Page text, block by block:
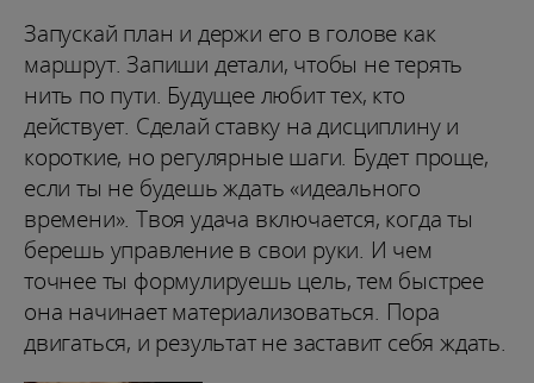
Запускай план и держи его в голове как
маршрут. Запиши детали, чтобы не терять
нить по пути. Будущее любит тех, кто
действует. Сделай ставку на дисциплину и
короткие, но регулярные шаги. Будет проще,
если ты не будешь ждать «идеального
времени». Твоя удача включается, когда ты
берешь управление в свои руки. И чем
точнее ты формулируешь цель, тем быстрее
она начинает материализоваться. Пора
двигаться, и результат не заставит себя ждать.